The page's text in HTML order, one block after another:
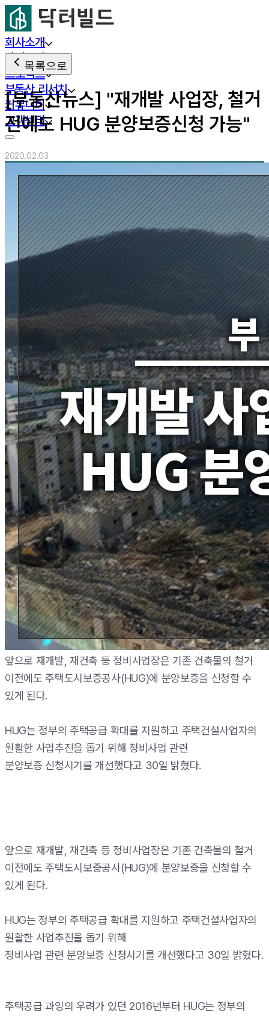
회사소개
사업분야
프로젝트
부동산 리서치
커뮤니티
고객센터
목록으로
[부동산뉴스] "재개발 사업장, 철거
전에도 HUG 분양보증신청 가능"
2020.02.03
앞으로 재개발, 재건축 등 정비사업장은 기존 건축물의 철거
이전에도 주택도시보증공사(HUG)에 분양보증을 신청할 수
있게 된다.
HUG는 정부의 주택공급 확대를 지원하고 주택건설사업자의
원활한 사업추진을 돕기 위해 정비사업 관련
분양보증 신청시기를 개선했다고 30일 밝혔다.
앞으로 재개발, 재건축 등 정비사업장은 기존 건축물의 철거
이전에도 주택도시보증공사(HUG)에 분양보증을 신청할 수
있게 된다.
HUG는 정부의 주택공급 확대를 지원하고 주택건설사업자의
원활한 사업추진을 돕기 위해
정비사업 관련 분양보증 신청시기를 개선했다고 30일 밝혔다.
주택공급 과잉의 우려가 있던 2016년부터 HUG는 정부의